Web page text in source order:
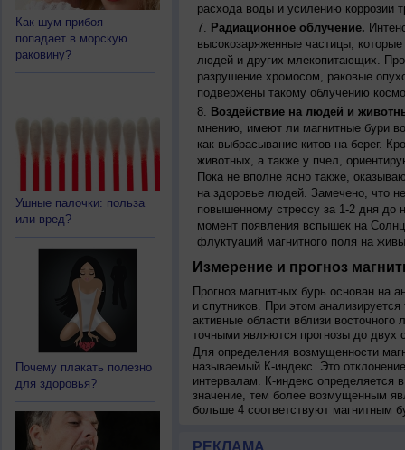
Как шум прибоя
попадает в морскую
раковину?
Ушные палочки: польза
или вред?
Почему плакать полезно
для здоровья?
расхода воды и усилению коррозии
Радиационное облучение.
высокозаряженные частицы,
людей и других млекопитающих.
разрушение хромосом, раковые
подвержены такому облучению
Воздействие на людей и
мнению, имеют ли магнитные бури
как выбрасывание китов на берег.
животных, а также у пчел,
Пока не вполне ясно также,
на здоровье людей. Замечено, что
повышенному стрессу за 1-2 дня до
момент появления вспышек на
флуктуаций магнитного поля на
Измерение и прогноз
Прогноз магнитных бурь основан на
и спутников. При этом
активные области вблизи
точными являются прогнозы до двух
Для определения возмущенности
называемый К-индекс. Это
интервалам. К-индекс определяется
значение, тем более возмущенным
больше 4 соответствуют магнитным
РЕКЛАМА